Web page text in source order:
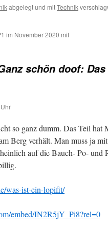
abgelegt und mitTechnik
im November 2020 mit
schön doof:
so ganz dumm. Das Teil hat
Berg verhält. Man muss ja
auf die Bauch- Po-
was-ist-ein-lopifit/
embed/IN2R5jY_Pi8?rel=0